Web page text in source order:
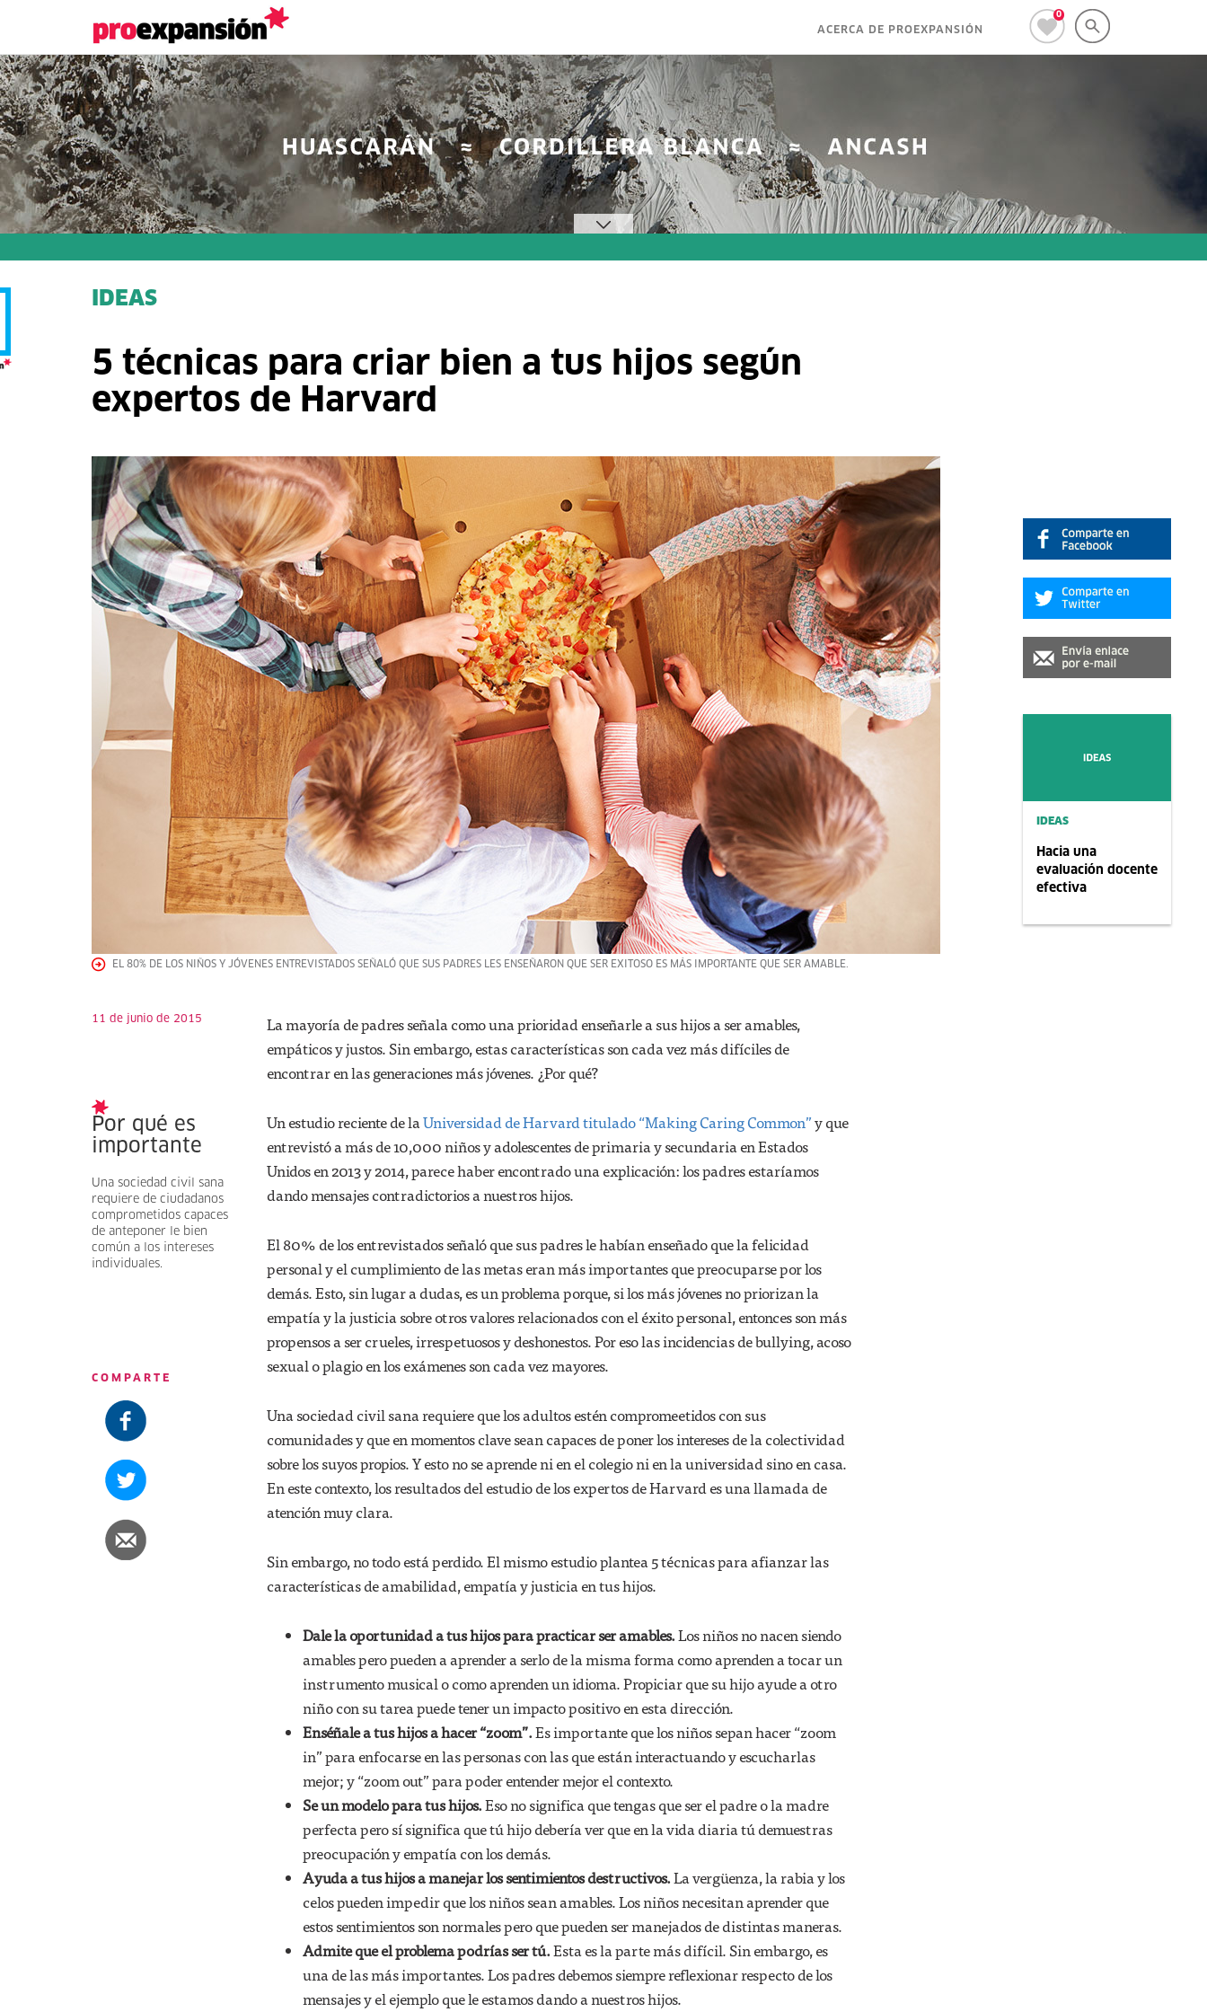
0
ACERCA DE PROEXPANSIÓN
IDEAS
Hacia una
evaluación docente
efectiva
IDEAS
5 técnicas para criar bien a tus hijos según
expertos de Harvard
EL 80% DE LOS NIÑOS Y JÓVENES ENTREVISTADOS SEÑALÓ QUE SUS PADRES LES ENSEÑARON QUE SER EXITOSO ES MÁS IMPORTANTE QUE SER AMABLE.
11 de junio de 2015
Por qué es
importante
Una sociedad civil sana
requiere de ciudadanos
comprometidos capaces
de anteponer le bien
común a los intereses
individuales.
COMPARTE
La mayoría de padres señala como una prioridad enseñarle a sus hijos a ser amables,
empáticos y justos. Sin embargo, estas características son cada vez más difíciles de
encontrar en las generaciones más jóvenes. ¿Por qué?
Un estudio reciente de laUniversidad de Harvard titulado “Making Caring Common”y que
entrevistó a más de 10,000 niños y adolescentes de primaria y secundaria en Estados
Unidos en 2013 y 2014, parece haber encontrado una explicación: los padres estaríamos
dando mensajes contradictorios a nuestros hijos.
El 80% de los entrevistados señaló que sus padres le habían enseñado que la felicidad
personal y el cumplimiento de las metas eran más importantes que preocuparse por los
demás. Esto, sin lugar a dudas, es un problema porque, si los más jóvenes no priorizan la
empatía y la justicia sobre otros valores relacionados con el éxito personal, entonces son más
propensos a ser crueles, irrespetuosos y deshonestos. Por eso las incidencias de bullying, acoso
sexual o plagio en los exámenes son cada vez mayores.
Una sociedad civil sana requiere que los adultos estén compromeetidos con sus
comunidades y que en momentos clave sean capaces de poner los intereses de la colectividad
sobre los suyos propios. Y esto no se aprende ni en el colegio ni en la universidad sino en casa.
En este contexto, los resultados del estudio de los expertos de Harvard es una llamada de
atención muy clara.
Sin embargo, no todo está perdido. El mismo estudio plantea 5 técnicas para afianzar las
características de amabilidad, empatía y justicia en tus hijos.
Dale la oportunidad a tus hijos para practicar ser amables.Los niños no nacen siendo
amables pero pueden a aprender a serlo de la misma forma como aprenden a tocar un
instrumento musical o como aprenden un idioma. Propiciar que su hijo ayude a otro
niño con su tarea puede tener un impacto positivo en esta dirección.
Enséñale a tus hijos a hacer “zoom”.Es importante que los niños sepan hacer “zoom
in” para enfocarse en las personas con las que están interactuando y escucharlas
mejor; y “zoom out” para poder entender mejor el contexto.
Se un modelo para tus hijos.Eso no significa que tengas que ser el padre o la madre
perfecta pero sí significa que tú hijo debería ver que en la vida diaria tú demuestras
preocupación y empatía con los demás.
Ayuda a tus hijos a manejar los sentimientos destructivos.La vergüenza, la rabia y los
celos pueden impedir que los niños sean amables. Los niños necesitan aprender que
estos sentimientos son normales pero que pueden ser manejados de distintas maneras.
Admite que el problema podrías ser tú.Esta es la parte más difícil. Sin embargo, es
una de las más importantes. Los padres debemos siempre reflexionar respecto de los
mensajes y el ejemplo que le estamos dando a nuestros hijos.